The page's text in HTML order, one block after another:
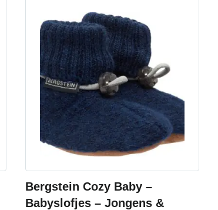
Bergstein Cozy Baby –
Babyslofjes – Jongens &